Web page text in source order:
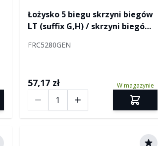
Łożysko 5 biegu skrzyni biegów
LT (suffix G,H) / skrzyni biegów
FRC5280GEN
57,17 zł W magazynie